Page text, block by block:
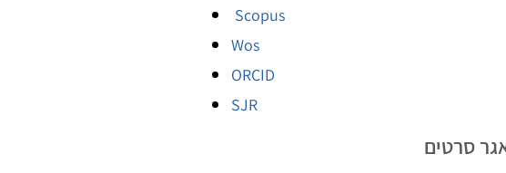
Scopus
Wos
ORCID
SJR
סרטים